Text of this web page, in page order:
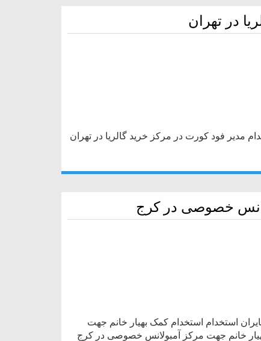
در تهران
مدیر فود کورت در مرکز خرید گالریا در تهران
خصوصی در کرج
استخدام استخدام کمک بهیار خانم جهت
خانم جهت مرکز آمبولانس خصوصی در کرج